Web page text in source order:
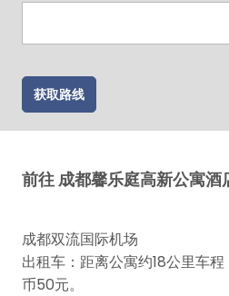
获取路线
前往 成都馨乐庭高新公寓酒
成都双流国际机场
出租车：距离公寓约18公里车
币50元。